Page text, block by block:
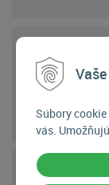
Súbory
vás.
Zákazník